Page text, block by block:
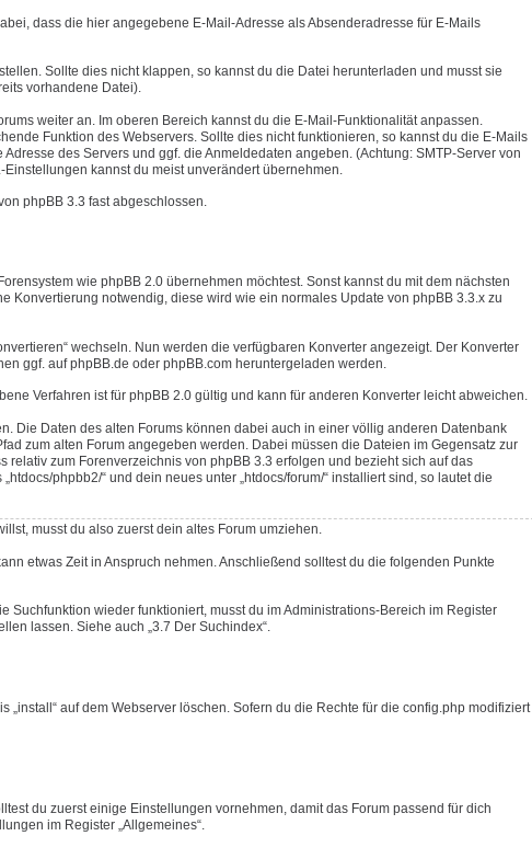
dass die hier angegebene E-Mail-Adresse als Absenderadresse für E-Mails
Sollte dies nicht klappen, so kannst du die Datei herunterladen und musst sie
vorhandene Datei).
weiter an. Im oberen Bereich kannst du die E-Mail-Funktionalität anpassen.
Funktion des Webservers. Sollte dies nicht funktionieren, so kannst du die E-Mails
des Servers und ggf. die Anmeldedaten angeben. (Achtung: SMTP-Server von
kannst du meist unverändert übernehmen.
phpBB 3.3 fast abgeschlossen.
wie phpBB 2.0 übernehmen möchtest. Sonst kannst du mit dem nächsten
Konvertierung notwendig, diese wird wie ein normales Update von phpBB 3.3.x zu
wechseln. Nun werden die verfügbaren Konverter angezeigt. Der Konverter
ggf. auf phpBB.de oder phpBB.com heruntergeladen werden.
Verfahren ist für phpBB 2.0 gültig und kann für anderen Konverter leicht abweichen.
Die Daten des alten Forums können dabei auch in einer völlig anderen Datenbank
zum alten Forum angegeben werden. Dabei müssen die Dateien im Gegensatz zur
zum Forenverzeichnis von phpBB 3.3 erfolgen und bezieht sich auf das
phpbb2/“ und dein neues unter „htdocs/forum/“ installiert sind, so lautet die
musst du also zuerst dein altes Forum umziehen.
etwas Zeit in Anspruch nehmen. Anschließend solltest du die folgenden Punkte
Suchfunktion wieder funktioniert, musst du im Administrations-Bereich im Register
lassen. Siehe auch „3.7 Der Suchindex“.
auf dem Webserver löschen. Sofern du die Rechte für die config.php modifiziert
du zuerst einige Einstellungen vornehmen, damit das Forum passend für dich
im Register „Allgemeines“.